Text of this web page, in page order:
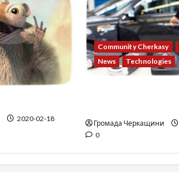
2020-02-18
Community Cherkasy
News
Technologies
Громада Черкащини
0